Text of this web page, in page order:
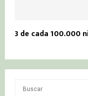
3 de cada 100.000